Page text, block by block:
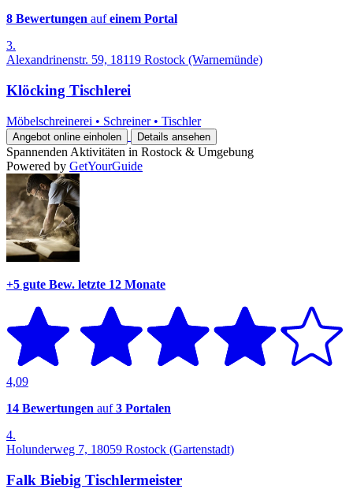
8 Bewertungen aufeinem Portal
3.
Alexandrinenstr. 59, 18119 Rostock (Warnemünde)
Klöcking Tischlerei
Möbelschreinerei • Schreiner • Tischler
Angebot online einholen Details ansehen
Spannenden Aktivitäten in Rostock & Umgebung
Powered by GetYourGuide
+5 gute Bew. letzte 12 Monate
4,09
14 Bewertungen auf3 Portalen
4.
Holunderweg 7, 18059 Rostock (Gartenstadt)
Falk Biebig Tischlermeister